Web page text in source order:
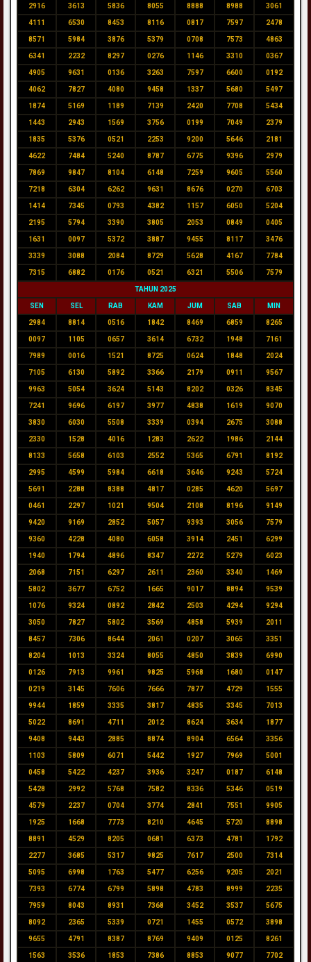
2916 3613 5836 8055 8888 8988 3061
4111 6530 8453 8116 0817 7597 2478
8571 5984 3876 5379 0708 7573 4863
6341 2232 8297 0276 1146 3310 0367
4905 9631 0136 3263 7597 6600 0192
4062 7827 4080 9458 1337 5680 5497
1874 5169 1189 7139 2420 7708 5434
1443 2943 1569 3756 0199 7049 2379
1835 5376 0521 2253 9200 5646 2181
4622 7484 5240 8787 6775 9396 2979
7869 9847 8104 6148 7259 9605 5560
7218 6304 6262 9631 8676 0270 6703
1414 7345 0793 4382 1157 6050 5204
2195 5794 3390 3805 2053 0849 0405
1631 0097 5372 3887 9455 8117 3476
3339 3088 2084 8729 5628 4167 7784
7315 6882 0176 0521 6321 5506 7579
TAHUN 2025
SEN SEL RAB KAM JUM SAB MIN
2984 8814 0516 1842 8469 6859 8265
0097 1105 0657 3614 6732 1948 7161
7989 0016 1521 8725 0624 1848 2024
7105 6130 5892 3366 2179 0911 9567
9963 5054 3624 5143 8202 0326 8345
7241 9696 6197 3977 4838 1619 9070
3830 6030 5508 3339 0394 2675 3088
2330 1528 4016 1283 2622 1986 2144
8133 5658 6103 2552 5365 6791 8192
2995 4599 5984 6618 3646 9243 5724
5691 2288 8388 4817 0285 4620 5697
0461 2297 1021 9504 2108 8196 9149
9420 9169 2852 5057 9393 3056 7579
9360 4228 4080 6058 3914 2451 6299
1940 1794 4896 8347 2272 5279 6023
2068 7151 6297 2611 2360 3340 1469
5802 3677 6752 1665 9017 8894 9539
1076 9324 0892 2842 2503 4294 9294
3050 7827 5802 3569 4858 5939 2011
8457 7306 8644 2061 0207 3065 3351
8204 1013 3324 8055 4850 3839 6990
0126 7913 9961 9825 5968 1680 0147
0219 3145 7606 7666 7877 4729 1555
9944 1859 3335 3817 4835 3345 7013
5022 8691 4711 2012 8624 3634 1877
9408 9443 2885 8874 8904 6564 3356
1103 5809 6071 5442 1927 7969 5001
0458 5422 4237 3936 3247 0187 6148
5428 2992 5768 7582 8336 5346 0519
4579 2237 0704 3774 2841 7551 9905
1925 1668 7773 8210 4645 5720 8898
8891 4529 8205 0681 6373 4781 1792
2277 3685 5317 9825 7617 2500 7314
5095 6998 1763 5477 6256 9205 2021
7393 6774 6799 5898 4783 8999 2235
7959 8043 8931 7368 3452 3537 5675
8092 2365 5339 0721 1455 0572 3898
9655 4791 8387 8769 9409 0125 8261
1563 3536 1853 7386 8853 9077 7702